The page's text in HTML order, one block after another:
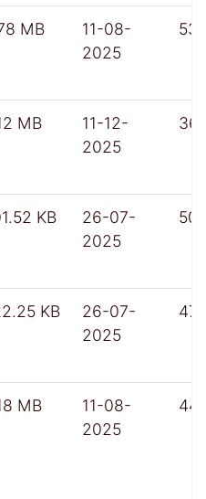
MB
11-08-
2025
MB
11-12-
2025
361
KB
26-07-
2025
KB
26-07-
2025
MB
11-08-
2025